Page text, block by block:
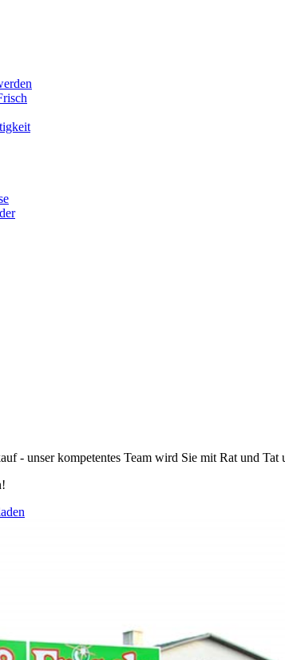
- unser kompetentes Team wird Sie mit Rat und Tat